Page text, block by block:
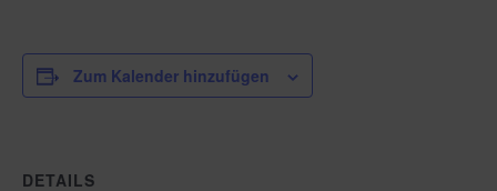
Zum Kalender hinzufügen
DETAILS